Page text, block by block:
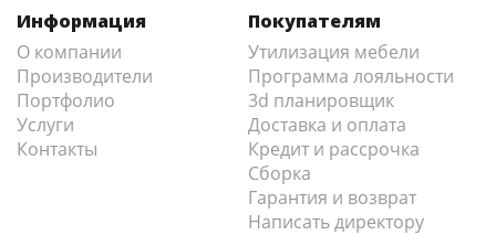
Информация
О компании
Производители
Портфолио
Услуги
Контакты
Покупателям
Утилизация мебели
Программа лояльности
3d планировщик
Доставка и оплата
Кредит и рассрочка
Сборка
Гарантия и возврат
Написать директору